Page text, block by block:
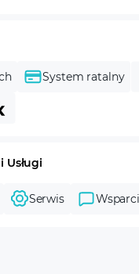
System ratalny
Usługi
Serwis